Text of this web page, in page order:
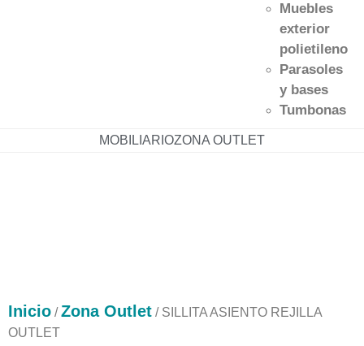
Muebles
exterior
polietileno
Parasoles
y bases
Tumbonas
MOBILIARIOZONA OUTLET
Inicio /Zona Outlet / SILLITA ASIENTO REJILLA
OUTLET